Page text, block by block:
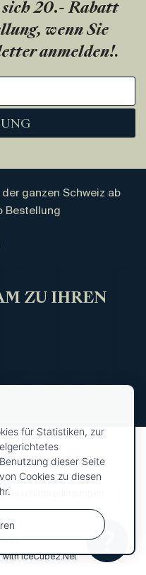
sich 20.- Rabatt
wenn Sie
anmelden!.
ganzen Schweiz ab
Bestellung
ZU IHREN
Geschäftbedingungen
with IceCube2.Net
für Statistiken, zur
dieser Seite
Cookies zu diesen